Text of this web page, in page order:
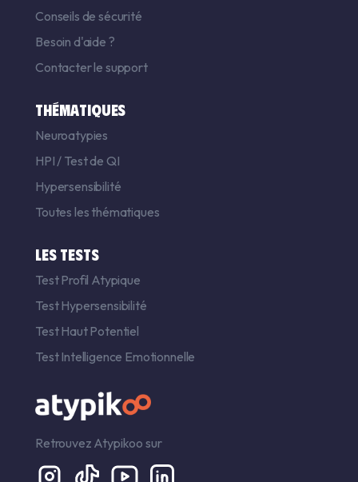
Conseils de sécurité
Besoin d'aide ?
Contacter le support
THÉMATIQUES
Neuroatypies
HPI / Test de QI
Hypersensibilité
Toutes les thématiques
LES TESTS
Test Profil Atypique
Test Hypersensibilité
Test Haut Potentiel
Test Intelligence Emotionnelle
Retrouvez Atypikoo sur